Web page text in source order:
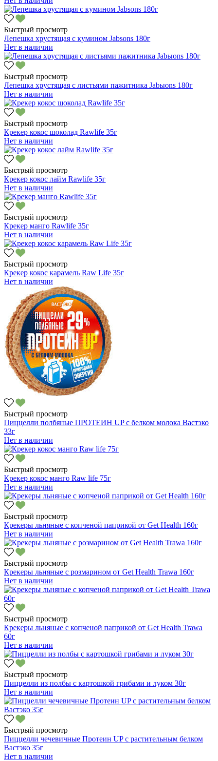
Быстрый просмотр
Лепешка хрустящая с кумином Jabsons 180г
Нет в наличии
Быстрый просмотр
Лепешка хрустящая с листьями пажитника Jabыons 180г
Нет в наличии
Быстрый просмотр
Крекер кокос шоколад Rawlife 35г
Нет в наличии
Быстрый просмотр
Крекер кокос лайм Rawlife 35г
Нет в наличии
Быстрый просмотр
Крекер манго Rawlife 35г
Нет в наличии
Быстрый просмотр
Крекер кокос карамель Raw Life 35г
Нет в наличии
Быстрый просмотр
Пиццелли полбяные ПРОТЕИН UP с белком молока Вастэко
33г
Нет в наличии
Быстрый просмотр
Крекер кокос манго Raw life 75г
Нет в наличии
Быстрый просмотр
Крекеры льняные с копченой паприкой от Get Health 160г
Нет в наличии
Быстрый просмотр
Крекеры льняные с розмарином от Get Health Trawa 160г
Нет в наличии
Быстрый просмотр
Крекеры льняные с копченой паприкой от Get Health Trawa
60г
Нет в наличии
Быстрый просмотр
Пиццелли из полбы с картошкой грибами и луком 30г
Нет в наличии
Быстрый просмотр
Пиццелли чечевичные Протеин UP с растительным белком
Вастэко 35г
Нет в наличии